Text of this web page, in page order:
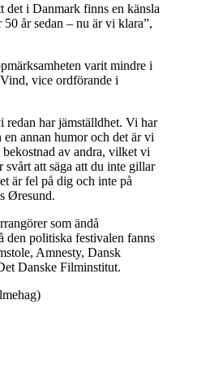
det i Danmark finns en känsla
år sedan – nu är vi klara”,
varit mindre i
vice ordförande i
har jämställdhet. Vi har
annan humor och det är vi
av andra, vilket vi
svårt att säga att du inte gillar
är fel på dig och inte på
Øresund.
som ändå
den politiska festivalen fanns
Amnesty, Dansk
Danske Filminstitut.